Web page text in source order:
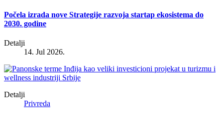
Počela izrada nove Strategije razvoja startap ekosistema do
2030. godine
Detalji
14. Jul 2026.
Detalji
Privreda